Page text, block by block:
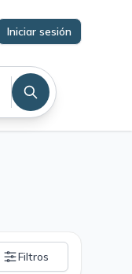
Iniciar sesión
Filtros